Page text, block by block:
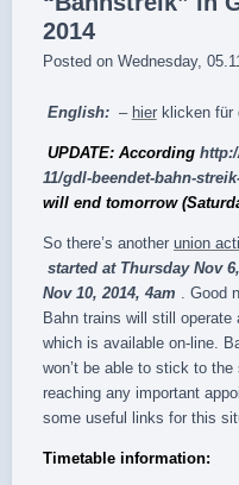
2014
Posted on Wednesday,
English: – hierklicken für
UPDATE: According
11/gdl-beendet-bahn-
will end tomorrow
So there’s another union
started at Thursday Nov
Nov 10, 2014, 4am . Good
Bahn trains will still
which is available on-line.
won’t be able to stick to
reaching any important
some useful links for this
Timetable information: